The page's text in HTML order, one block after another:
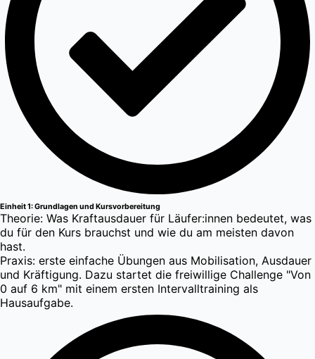
Einheit 1: Grundlagen und Kursvorbereitung
Theorie: Was Kraftausdauer für Läufer:innen bedeutet, was
du für den Kurs brauchst und wie du am meisten davon
hast.
Praxis: erste einfache Übungen aus Mobilisation, Ausdauer
und Kräftigung. Dazu startet die freiwillige Challenge "Von
0 auf 6 km" mit einem ersten Intervalltraining als
Hausaufgabe.